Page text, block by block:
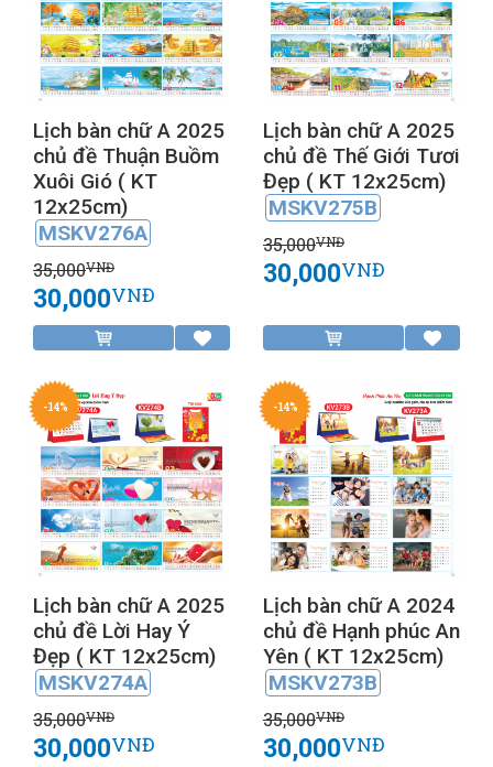
Lịch bàn chữ A 2025
chủ đề Thuận Buồm
Xuôi Gió ( KT
12x25cm)
MSKV276A
35,000VNĐ
30,000VNĐ
Lịch bàn chữ A 2025
chủ đề Thế Giới Tươi
Đẹp ( KT 12x25cm)
MSKV275B
35,000VNĐ
30,000VNĐ
-14%
Lịch bàn chữ A 2025
chủ đề Lời Hay Ý
Đẹp ( KT 12x25cm)
MSKV274A
35,000VNĐ
30,000VNĐ
-14%
Lịch bàn chữ A 2024
chủ đề Hạnh phúc An
Yên ( KT 12x25cm)
MSKV273B
35,000VNĐ
30,000VNĐ